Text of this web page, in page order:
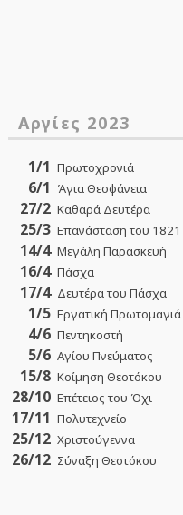
Αργίες 2023
1/1 Πρωτοχρονιά
6/1 Άγια Θεοφάνεια
27/2 Καθαρά Δευτέρα
25/3 Επανάσταση του 1821
14/4 Μεγάλη Παρασκευή
16/4 Πάσχα
17/4 Δευτέρα του Πάσχα
1/5 Εργατική Πρωτομαγιά
4/6 Πεντηκοστή
5/6 Αγίου Πνεύματος
15/8 Κοίμηση Θεοτόκου
28/10 Επέτειος του Όχι
17/11 Πολυτεχνείο
25/12 Χριστούγεννα
26/12 Σύναξη Θεοτόκου